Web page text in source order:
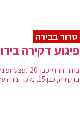
טרור בבירה
פיגוע דקירה
בחור חרדי
בדקירה, כבן 15, נלכד ונורה על ידי המשטרה במגרש כדורגל סמוך